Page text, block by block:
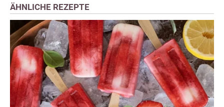
ÄHNLICHE REZEPTE